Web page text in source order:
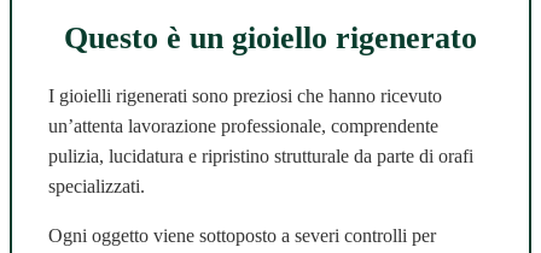
Questo è un gioiello rigenerato
I gioielli rigenerati sono preziosi che hanno ricevuto
un’attenta lavorazione professionale, comprendente
pulizia, lucidatura e ripristino strutturale da parte di orafi
specializzati.
Ogni oggetto viene sottoposto a severi controlli per